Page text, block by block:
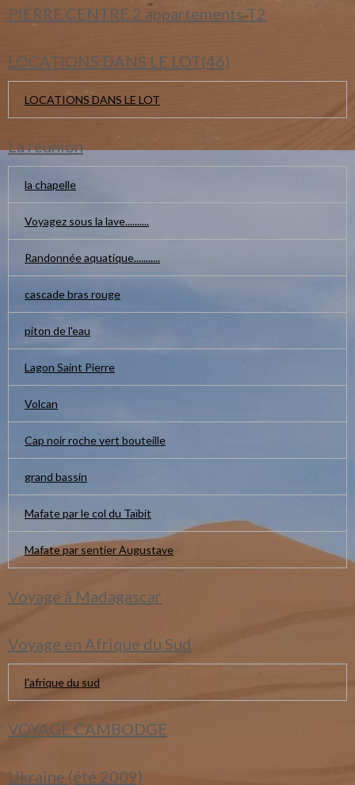
PIERRE CENTRE 2 appartements T2
LOCATIONS DANS LE LOT(46)
LOCATIONS DANS LE LOT
La réunion
la chapelle
Voyagez sous la lave..........
Randonnée aquatique...........
cascade bras rouge
piton de l'eau
Lagon Saint Pierre
Volcan
Cap noir roche vert bouteille
grand bassin
Mafate par le col du Taïbit
Mafate par sentier Augustave
Voyage à Madagascar
Voyage en Afrique du Sud
l'afrique du sud
VOYAGE CAMBODGE
Ukraine (été 2009)